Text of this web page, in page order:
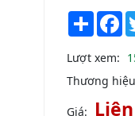
Share
Lượt xem:
Thương
Giá: